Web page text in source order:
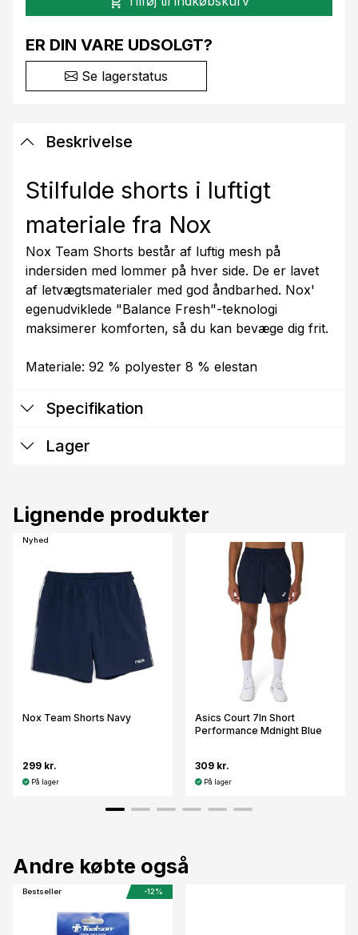
ER DIN VARE UDSOLGT?
Se lagerstatus
Beskrivelse
Stilfulde shorts i luftigt
materiale fra Nox
Nox Team Shorts består af luftig mesh på
indersiden med lommer på hver side. De er lavet
af letvægtsmaterialer med god åndbarhed. Nox'
egenudviklede "Balance Fresh"-teknologi
maksimerer komforten, så du kan bevæge dig frit.
Materiale: 92 % polyester 8 % elestan
Specifikation
Lager
Lignende produkter
Nyhed
Nox Team Shorts Navy
299 kr.
På lager
Asics Court 7In Short
Performance Mdnight Blue
309 kr.
På lager
Andre købte også
Bestseller -12%